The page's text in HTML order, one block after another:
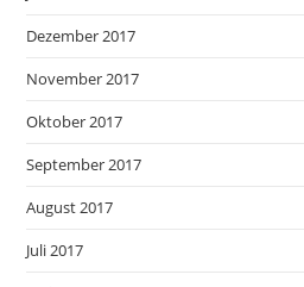
Dezember 2017
November 2017
Oktober 2017
September 2017
August 2017
Juli 2017